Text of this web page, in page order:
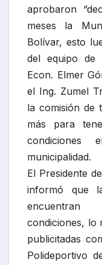
aprobaron
meses la
Bolívar, esto
del equipo de
Econ. Elmer
el Ing. Zumel
la comisión de
más para
municipalidad.
El Presidente
informó que
encuentran
condiciones, lo
publicitadas
Polideportivo